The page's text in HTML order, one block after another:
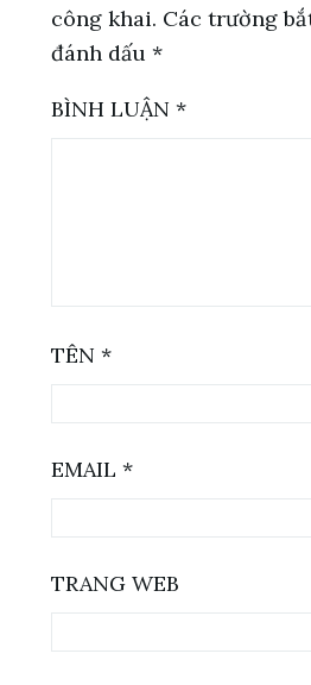
công khai. Các trường
đánh dấu *
BÌNH LUẬN *
TÊN *
EMAIL *
TRANG WEB